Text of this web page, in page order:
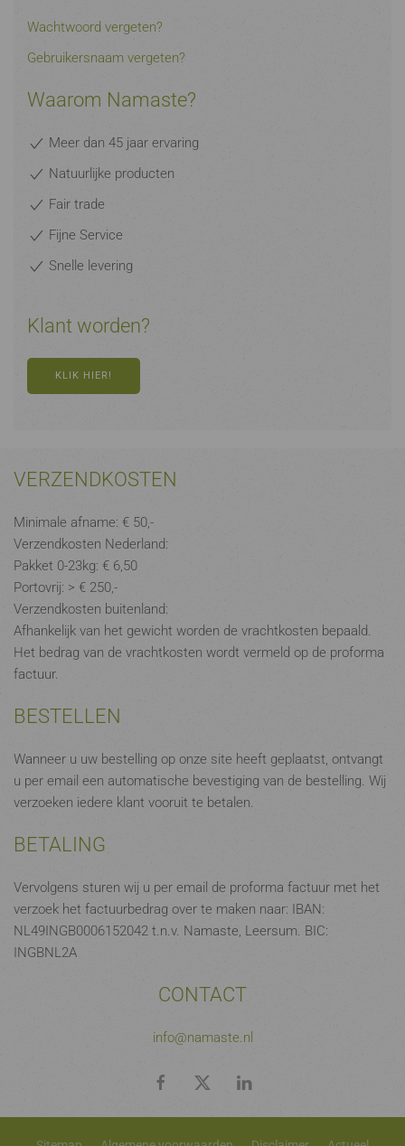
Wachtwoord vergeten?
Gebruikersnaam vergeten?
Waarom Namaste?
Meer dan 45 jaar ervaring
Natuurlijke producten
Fair trade
Fijne Service
Snelle levering
Klant worden?
KLIK HIER!
VERZENDKOSTEN
Minimale afname: € 50,-
Verzendkosten Nederland:
Pakket 0-23kg: € 6,50
Portovrij: > € 250,-
Verzendkosten buitenland:
Afhankelijk van het gewicht worden de vrachtkosten bepaald.
Het bedrag van de vrachtkosten wordt vermeld op de proforma
factuur.
BESTELLEN
Wanneer u uw bestelling op onze site heeft geplaatst, ontvangt
u per email een automatische bevestiging van de bestelling. Wij
verzoeken iedere klant vooruit te betalen.
BETALING
Vervolgens sturen wij u per email de proforma factuur met het
verzoek het factuurbedrag over te maken naar: IBAN:
NL49INGB0006152042 t.n.v. Namaste, Leersum. BIC:
INGBNL2A
CONTACT
info@namaste.nl